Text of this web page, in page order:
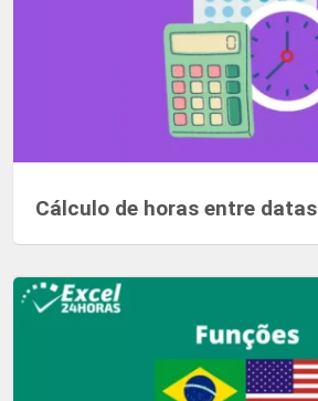
Cálculo de horas entre datas